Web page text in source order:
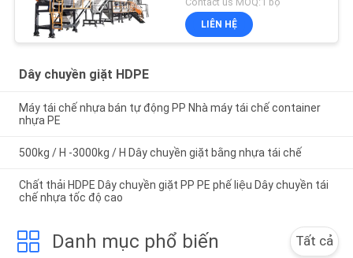
LIÊN HỆ
Dây chuyền giặt HDPE
Máy tái chế nhựa bán tự động PP Nhà máy tái chế container
nhựa PE
500kg / H -3000kg / H Dây chuyền giặt bằng nhựa tái chế
Chất thải HDPE Dây chuyền giặt PP PE phế liệu Dây chuyền tái
chế nhựa tốc độ cao
Danh mục phổ biến
Tất cả